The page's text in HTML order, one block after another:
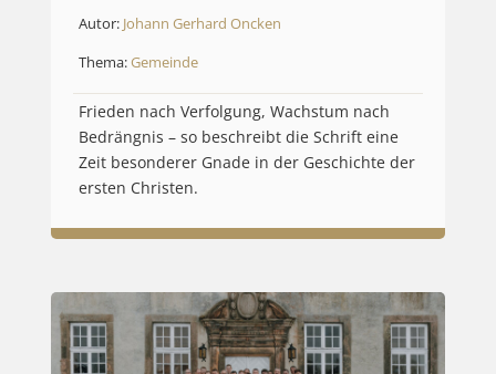
Autor: Johann Gerhard Oncken
Thema:Gemeinde
Frieden nach Verfolgung, Wachstum nach
Bedrängnis – so beschreibt die Schrift eine
Zeit besonderer Gnade in der Geschichte der
ersten Christen.